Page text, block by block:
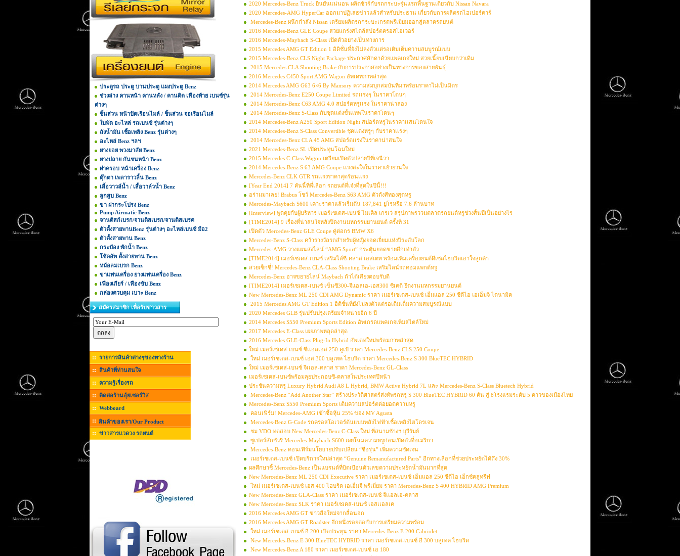
ประตูรถ ประตู บานประตู แผงประตู Benz
ช่วงล่าง คานหน้า คานหลัง / คานติด เฟืองท้าย เบนซ์รุ่น
ต่างๆ
ชิ้นส่วน หน้าปัดเรือนไมล์ / ชิ้นส่วน จอเรือนไมล์
ใบพัด อะไหล่ รถเบนซ์ รุ่นต่างๆ
ถังน้ำมัน เชื้อเพลิง Benz รุ่นต่างๆ
อะไหล่ Benz ฯลฯ
ยางยอย พวงมาลัย Benz
ยางปลาย กันชนหน้า Benz
ฝาครอบ หน้าเครื่อง Benz
ตุ๊กตา เพลาราวลิ้น Benz
เสื้อวาวล์น้ำ / เสื้อวาล์วน้ำ Benz
ลูกสูบ Benz
ขา ฝากระโปรง Benz
Pump Airmatic Benz
จานดิสก์เบรก/จานดิสเบรก/จานดิสเบรค
ตัวตั้งสายพานBenz รุ่นต่างๆ อะไหล่เบนซ์ มือ2
ตัวตั้งสายพาน Benz
กระป๋อง พักน้ำ Benz
โช้คอัพ ตั้งสายพาน Benz
หม้อลมเบรก Benz
ขาแท่นเครื่อง ยางแท่นเครื่อง Benz
เฟืองเกียร์ / เฟืองขับ Benz
กล่องควบคุม เบาะ Benz
สมัครสมาชิก เพื่อรับข่าวสาร
รายการสินค้าต่างๆของทางร้าน
สินค้าที่ท่านสนใจ
ความรู้เรื่องรถ
ติดต่อร้านอุ้ยเซอร์วิส
Webboard
สินค้าของเรา/Our Product
ข่าวสารแวดวง รถยนต์
2020 Mercedes-Benz Truck ยืนยันแน่นอน ผลิตชัวร์กับรถกระบะรุ่นแรกพื้นฐานเดียวกับ Nissan Navara
2020 Mercedes-AMG HyperCar ออกมาปฏิเสธข่าวแล้วสำหรับประธาน เกี่ยวกับการผลิตรถไฮเปอร์คาร์
Mercedes-Benz ผนึกกำลัง Nissan เตรียมผลิตรถกระบะเกรดพรีเมียมออกสู่ตลาดรถยนต์
2016 Mercedes-Benz GLE Coupe สวยแกร่งสไตล์สปอร์ตครอสโอเวอร์
2016 Mercedes-Maybach S-Class เปิดตัวอย่างเป็นทางการ
2015 Mercedes AMG GT Edition 1 อิดิชั่นที่ยังไม่ลงตัวแต่รอเติมเต็มความสมบูรณ์แบบ
2015 Mercedes-Benz CLS Night Package ประกาศศักดาด้วยแพคเกจใหม่ สวยเนี๊ยบเฉียบกว่าเดิม
2015 Mercedes CLA Shooting Brake กับการประกาศอย่างเป็นทางการของสายพันธุ์
2016 Mercedes C450 Sport AMG Wagon อัพเดทภาพล่าสุด
2014 Mercedes AMG G63 6×6 By Mansory ความสมบุกสมบันที่มาพร้อมราคาไม่เป็นมิตร
2014 Mercedes-Benz E250 Coupe Limited รถเเรงๆ ในราคาโดนๆ
2014 Mercedes-Benz C63 AMG 4.0 สปอร์ตหรูเเรง ในราคาน่าลอง
2014 Mercedes-Benz S-Class กับชุดเเต่งขั้นเทพในราคาโดนๆ
2014 Mercedes-Benz A250 Sport Edition Night สปอร์ตหรูในราคาเเสนโดนใจ
2014 Mercedes-Benz S-Class Convertible ชุดเเต่งหรูๆ กับราคาเเรงๆ
2014 Mercedes-Benz CLA 45 AMG สปอร์ตเเรงในราคาน่าสนใจ
2021 Mercedes-Benz SL เปิดประทุนโฉมใหม่
2015 Mercedes C-Class Wagon เตรียมเปิดตัวปลายปีที่เจนีวา
2014 Mercedes-Benz S 63 AMG Coupe เเรงสะใจในราคาเย้ายวนใจ
Mercedes-Benz CLK GTR รถเเรงราคาสุดร้อนเเรง
[Year End 2014] 7 คันนี้ที่พี่เลือก รถยนต์ที่เจ๋งที่สุดในปีนี้!!!
อร่ามมาเลย! Brabus โชว์ Mercedes-Benz S63 AMG ตัวถังสีทองสุดหรู
Mercedes-Maybach S600 เคาะราคาแล้วเริ่มต้น 187,841 ยูโรหรือ 7.6 ล้านบาท
[Interview] พูดคุยกับผู้บริหาร เมอร์เซเดส-เบนซ์ ไมเคิล เกรเว่ สรุปภาพรววมตลาดรถยนต์หรูช่วงสิ้นปีเป็นอย่างไร
[TIME2014] 9 เรื่องที่น่าสนใจหลังปิดงานมหกรรมยานยนต์ ครั้งที่ 31
เปิดตัว Mercedes-Benz GLE Coupe คู่ต่อกร BMW X6
Mercedes-Benz S-Class คว้ารางวัลรถสำหรับผู้หญิงยอดเยี่ยมแห่งปีระดับโลก
Mercedes-AMG วางแผนส่งไลน์ “AMG Sport” กระตุ้นยอดขายอีกเท่าตัว
[TIME2014] เมอร์เซเดส-เบนซ์ เสริมไล์ซี-คลาส เอสเตท พร้อมเพิ่มเครื่องยนต์ดีเซลไฮบริดเอาใจลูกค้า
สวยเซ็กซี่! Mercedes-Benz CLA-Class Shooting Brake เสริมไลน์รถคอมแพกต์หรู
Mercedes-Benz อาจขยายไลน์ Maybach ถ้าได้เสียงตอบรับดี
[TIME2014] เมอร์เซเดส-เบนซ์ เข็นซี300-จีแอลเอ-เอส300 ซีเคดี ยึดงานมหกรรมยานยนต์
New Mercedes-Benz ML 250 CDI AMG Dynamic ราคา เมอร์เซเดส-เบนซ์ เอ็มแอล 250 ซีดีไอ เอเอ็มจี ไดนามิค
2015 Mercedes AMG GT Edition 1 อิดิชั่นที่ยังไม่ลงตัวแต่รอเติมเต็มความสมบูรณ์แบบ
2020 Mercedes GLB รุ่นปรับปรุงเตรียมจำหน่ายอีก 6 ปี
2014 Mercedes S550 Premium Sports Edition อัพเกรดแพคเกจเพิ่มสไตล์ใหม่
2017 Mercedes E-Class เผยภาพหลุดล่าสุด
2016 Mercedes GLE-Class Plug-In Hybrid อัพเดทใหม่พร้อมภาพล่าสุด
ใหม่ เมอร์เซเดส-เบนซ์ ซีเเอลเอส 250 คูเป้ ราคา Mercedes-Benz CLS 250 Coupe
ใหม่ เมอร์เซเดส-เบนซ์ เอส 300 บลูเทค ไฮบริด ราคา Mercedes-Benz S 300 BlueTEC HYBRID
ใหม่ เมอร์เซเดส-เบนซ์ จีเเอล-คลาส ราคา Mercedes-Benz GL-Class
เมอร์เซเดส-เบนซ์พร้อมลุยประกอบซี-คลาสในประเทศปีหน้า
ประชันความหรู Luxury Hybrid Audi A8 L Hybrid, BMW Active Hybrid 7L และ Mercedes-Benz S-Class Bluetech Hybrid
Mercedes-Benz “Add Another Star” สร้างประวัติศาสตร์ส่งทัพรถหรู S 300 BlueTEC HYBRID 60 คัน สู่ 8โรงแรมระดับ 5 ดาวของเมืองไทย
Mercedes-Benz S550 Premium Sports เติมความสปอร์ตต่อยอดความหรู
คอนเฟิร์ม! Mercedes-AMG เข้าซื้อหุ้น 25% ของ MV Agusta
Mercedes-Benz G-Code รถครอสโอเวอร์ต้นแบบพลังไฟฟ้าเชื้อเพลิงไฮโดรเจน
ชม VDO ทดสอบ New Mercedes-Benz C-Class ใหม่ ที่สนามช้างฯ บุรีรัมย์
ซูเปอร์ลักชัวรี่ Mercedes-Maybach S600 เผยโฉมความหรูก่อนเปิดตัวที่อเมริกา
Mercedes-Benz คอนเฟิร์มนโยบายปรับเปลี่ยน “ชื่อรุ่น” เพิ่มความชัดเจน
เมอร์เซเดส-เบนซ์ เปิดบริการใหม่ล่าสุด “Genuine Remanufactured Parts” อีกทางเลือกที่ช่วยประหยัดได้ถึง 30%
ผลศึกษาชี้ Mercedes-Benz เป็นแบรนด์ที่บิดเบือนตัวเลขความประหยัดน้ำมันมากที่สุด
New Mercedes-Benz ML 250 CDI Executive ราคา เมอร์เซเดส-เบนซ์ เอ็มแอล 250 ซีดีไอ เอ็กซ์คลูทรีฟ
ใหม่ เมอร์เซเดส-เบนซ์ เอส 400 ไฮบริด เอเอ็มจี พรีเมี่ยม ราคา Mercedes-Benz S 400 HYBRID AMG Premium
New Mercedes-Benz GLA-Class ราคา เมอร์เซเดส-เบนซ์ จีเเอลเอ-คลาส
New Mercedes-Benz SLK ราคา เมอร์เซเดส-เบนซ์ เอสเเอลเค
2016 Mercedes AMG GT ข่าวลือใหม่จากสื่อนอก
2016 Mercedes AMG GT Roadster อีกหนึ่งรอยต่อกับการเตรียมความพร้อม
ใหม่ เมอร์เซเดส-เบนซ์ อี 200 เปิดประทุน ราคา Mercedes-Benz E 200 Cabriolet
New Mercedes-Benz E 300 BlueTEC HYBRID ราคา เมอร์เซเดส-เบนซ์ อี 300 บลูเทค ไฮบริด
New Mercedes-Benz A 180 ราคา เมอร์เซเดส-เบนซ์ เอ 180